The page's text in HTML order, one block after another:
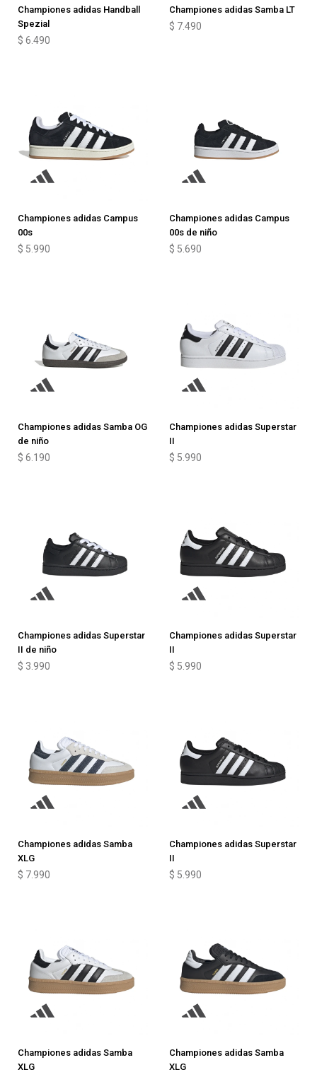
Championes adidas Handball
Spezial
$ 6.490
Championes adidas Samba LT
$ 7.490
Championes adidas Campus
00s
$ 5.990
Championes adidas Campus
00s de niño
$ 5.690
Championes adidas Samba OG
de niño
$ 6.190
Championes adidas Superstar
II
$ 5.990
Championes adidas Superstar
II de niño
$ 3.990
Championes adidas Superstar
II
$ 5.990
Championes adidas Samba
XLG
$ 7.990
Championes adidas Superstar
II
$ 5.990
Championes adidas Samba
XLG
Championes adidas Samba
XLG